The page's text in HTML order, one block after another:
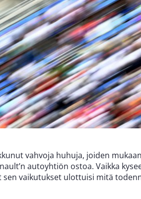
vahvoja huhuja, joiden
autoyhtiön ostoa. Vaikka
sen vaikutukset ulottuisi mitä